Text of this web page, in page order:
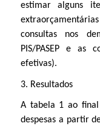
estimar alguns
consultas nos
PIS/PASEP e as
efetivas).
3. Resultados
A tabela 1 ao
despesas a partir